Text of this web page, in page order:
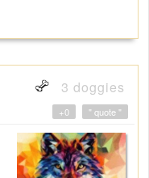
3 doggies
" quote "
+0